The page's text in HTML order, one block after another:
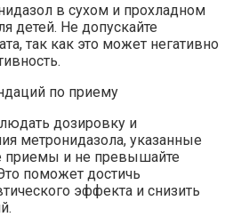
в сухом и прохладном
детей. Не допускайте
так как это может негативно
по приему
дозировку и
метронидазола, указанные
приемы и не превышайте
поможет достичь
эффекта и снизить